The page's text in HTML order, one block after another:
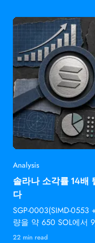
Analysis
솔라나 소각률 14배
다
SGP-0003(SIMD-0553
량을 약 650 SOL에서
이션 속도를 2배로 높
22 min read